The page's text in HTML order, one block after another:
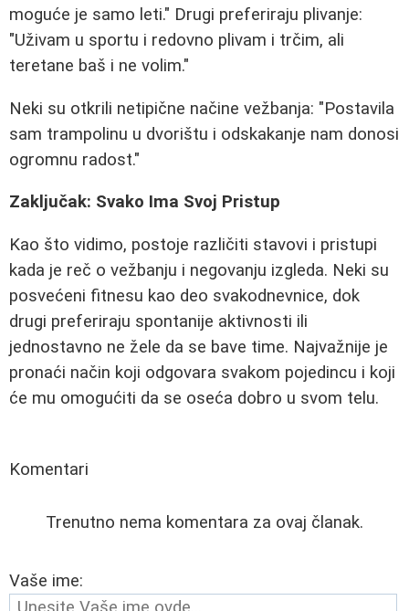
moguće je samo leti." Drugi preferiraju plivanje:
"Uživam u sportu i redovno plivam i trčim, ali
teretane baš i ne volim."
Neki su otkrili netipične načine vežbanja: "Postavila
sam trampolinu u dvorištu i odskakanje nam donosi
ogromnu radost."
Zaključak: Svako Ima Svoj Pristup
Kao što vidimo, postoje različiti stavovi i pristupi
kada je reč o vežbanju i negovanju izgleda. Neki su
posvećeni fitnesu kao deo svakodnevnice, dok
drugi preferiraju spontanije aktivnosti ili
jednostavno ne žele da se bave time. Najvažnije je
pronaći način koji odgovara svakom pojedincu i koji
će mu omogućiti da se oseća dobro u svom telu.
Komentari
Trenutno nema komentara za ovaj članak.
Vaše ime: